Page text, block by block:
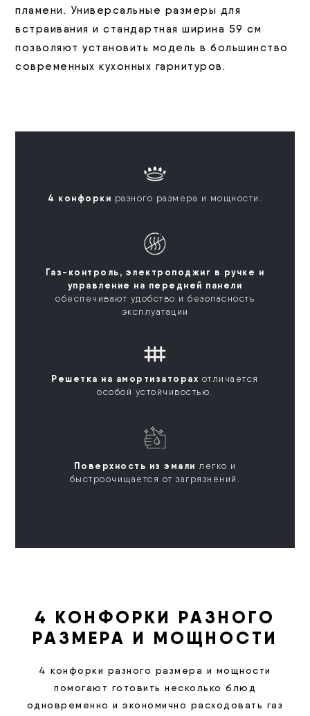
пламени. Универсальные размеры для
встраивания и стандартная ширина 59 см
позволяют установить модель в большинство
современных кухонных гарнитуров.
4 конфорки разного размера и мощности.
Газ-контроль, электроподжиг в ручке и
управление на передней панели
обеспечивают удобство и безопасность
эксплуатации
Решетка на амортизаторах отличается
особой устойчивостью.
Поверхность из эмали легко и
быстроочищается от загрязнений.
4 КОНФОРКИ РАЗНОГО
РАЗМЕРА И МОЩНОСТИ
4 конфорки разного размера и мощности
помогают готовить несколько блюд
одновременно и экономично расходовать газ